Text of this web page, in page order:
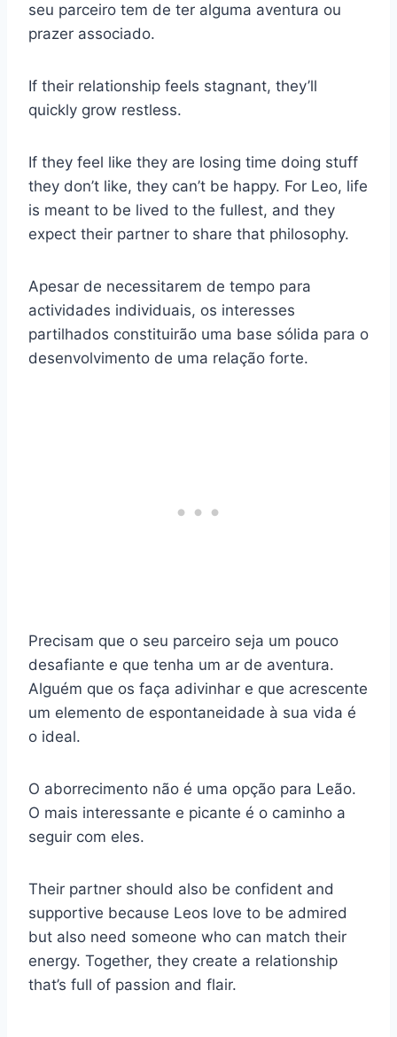
seu parceiro tem de ter alguma aventura ou
prazer associado.
If their relationship feels stagnant, they’ll
quickly grow restless.
If they feel like they are losing time doing stuff
they don’t like, they can’t be happy. For Leo, life
is meant to be lived to the fullest, and they
expect their partner to share that philosophy.
Apesar de necessitarem de tempo para
actividades individuais, os interesses
partilhados constituirão uma base sólida para o
desenvolvimento de uma relação forte.
Precisam que o seu parceiro seja um pouco
desafiante e que tenha um ar de aventura.
Alguém que os faça adivinhar e que acrescente
um elemento de espontaneidade à sua vida é
o ideal.
O aborrecimento não é uma opção para Leão.
O mais interessante e picante é o caminho a
seguir com eles.
Their partner should also be confident and
supportive because Leos love to be admired
but also need someone who can match their
energy. Together, they create a relationship
that’s full of passion and flair.